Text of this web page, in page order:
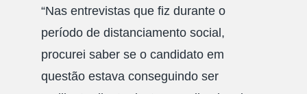
“Nas entrevistas que fiz durante o
período de distanciamento social,
procurei saber se o candidato em
questão estava conseguindo ser